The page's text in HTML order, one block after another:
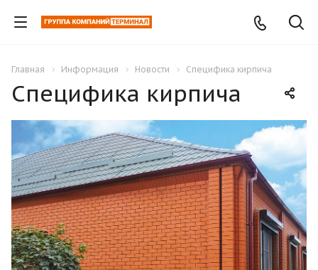
Главная Информация Новости Специфика кирпича
Специфика кирпича